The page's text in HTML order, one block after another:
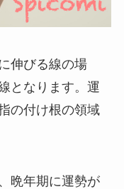
伸びる線の場
となります。運
の付け根の領域
晩年期に運勢が